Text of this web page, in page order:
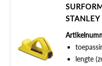
lengte